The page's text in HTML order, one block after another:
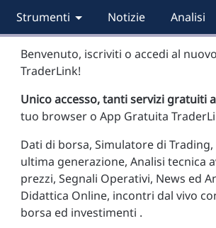
Strumenti Notizie Analisi
Benvenuto, iscriviti o accedi al
TraderLink!
Unico accesso, tanti servizi gratuiti
tuo browser o App Gratuita
Dati di borsa, Simulatore di
ultima generazione, Analisi tecnica
prezzi, Segnali Operativi, News ed
Didattica Online, incontri dal vivo
borsa ed investimenti .